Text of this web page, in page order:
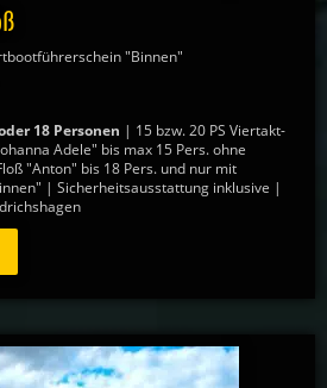
"Binnen"
18 Personen | 15 bzw. 20 PS Viertakt-
Adele" bis max 15 Pers. ohne
"Anton" bis 18 Pers. und nur mit
| Sicherheitsausstattung inklusive |